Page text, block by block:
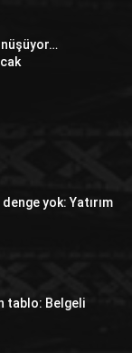
yok: Yatırım
tablo: Belgeli